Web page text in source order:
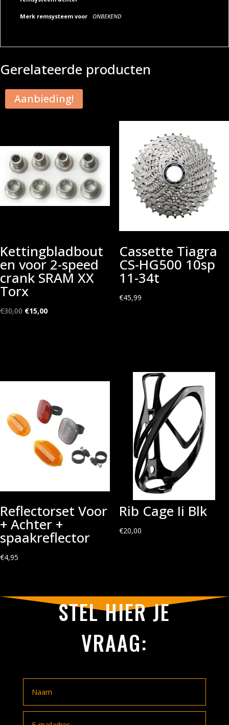
Merk remsysteem voor ONBEKEND
Gerelateerde producten
Aanbieding!
Kettingbladbout
en voor 2-speed
crank SRAM XX
Torx
€30,00 Oorspronkelijke
€15,00Huidige
Cassette Tiagra
CS-HG500 10sp
11-34t
€45,99
Reflectorset Voor
+ Achter +
spaakreflector
€4,95
Rib Cage Ii Blk
€20,00
STEL HIER JE
VRAAG: